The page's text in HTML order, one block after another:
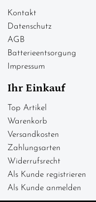
Kontakt
Datenschutz
AGB
Batterieentsorgung
Impressum
Ihr Einkauf
Top Artikel
Warenkorb
Versandkosten
Zahlungsarten
Widerrufsrecht
Als Kunde registrieren
Als Kunde anmelden